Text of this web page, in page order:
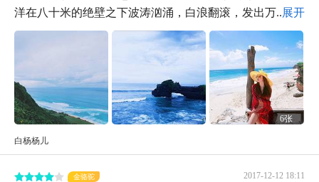
洋在八十米的绝壁之下波涛汹涌，白浪翻滚，发出万...展开
6张
白杨杨儿
2017-12-12 18:11
金骆驼